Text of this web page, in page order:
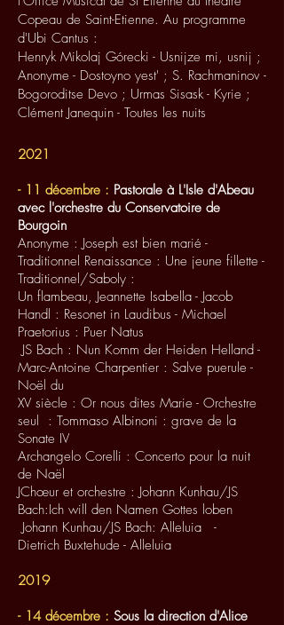
Copeau de Saint-Etienne. Au programme
d'Ubi Cantus :
Henryk Mikolaj Górecki - Usnijze mi, usnij ;
Anonyme - Dostoyno yest' ; S. Rachmaninov -
Bogoroditse Devo ; Urmas Sisask - Kyrie ;
Clément Janequin - Toutes les nuits
2021
- 11 décembre : Pastorale à L'Isle d'Abeau
avec l'orchestre du Conservatoire de
Bourgoin
Anonyme : Joseph est bien marié -
Traditionnel Renaissance : Une jeune fillette -
Traditionnel/Saboly :
Un flambeau, Jeannette Isabella - Jacob
Handl : Resonet in Laudibus - Michael
Praetorius : Puer Natus
JS Bach : Nun Komm der Heiden Helland -
Marc-Antoine Charpentier : Salve puerule -
Noël du
XV siècle : Or nous dites Marie - Orchestre
seul : Tommaso Albinoni : grave de la
Sonate IV
Archangelo Corelli : Concerto pour la nuit
de Naël
JChœur et orchestre : Johann Kunhau/JS
Bach:Ich will den Namen Gottes loben
Johann Kunhau/JS Bach: Alleluia -
Dietrich Buxtehude - Alleluia
2019
- 14 décembre : Sous la direction d'Alice